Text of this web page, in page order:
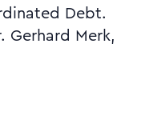
Debt.
Gerhard Merk,